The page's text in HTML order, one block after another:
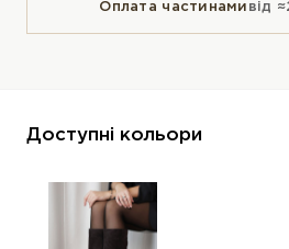
Оплата частинами від
Доступні кольори